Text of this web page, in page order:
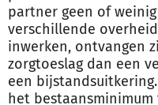
partner geen of
verschillende
inwerken, ontvangen
zorgtoeslag dan een
een
het